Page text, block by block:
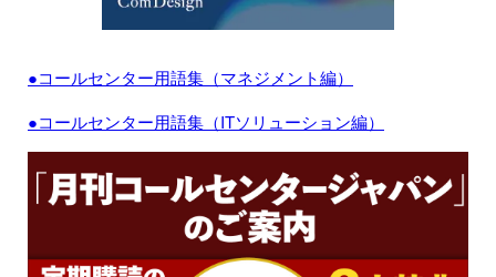
●コールセンター用語集（マネジメント編）
●コールセンター用語集（ITソリューション編）